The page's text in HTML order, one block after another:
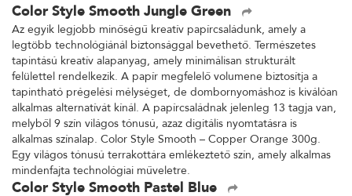
Color Style Smooth Jungle Green
Az egyik legjobb minőségű kreatív papírcsaládunk, amely a
legtöbb technológiánál biztonsággal bevethető. Természetes
tapintású kreatív alapanyag, amely minimálisan strukturált
felülettel rendelkezik. A papír megfelelő volumene biztosítja a
tapintható prégelési mélységet, de dombornyomáshoz is kiválóan
alkalmas alternatívát kínál. A papírcsaládnak jelenleg 13 tagja van,
melyből 9 szín világos tónusú, azaz digitális nyomtatásra is
alkalmas színalap. Color Style Smooth – Copper Orange 300g.
Egy világos tónusú terrakottára emlékeztető szín, amely alkalmas
mindenfajta technológiai műveletre.
Color Style Smooth Pastel Blue